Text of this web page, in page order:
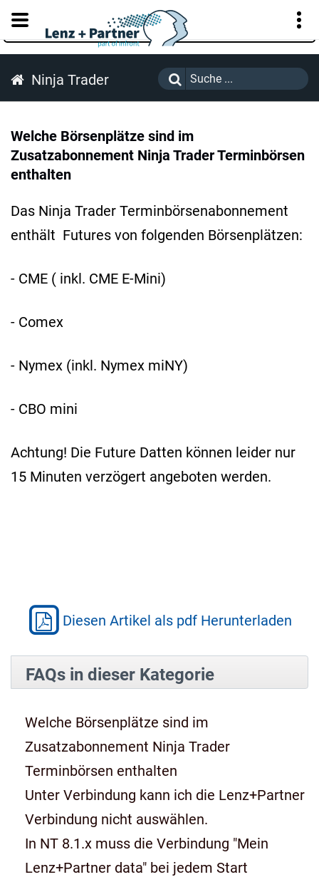
KUNDENPORTAL
Ninja Trader
Welche Börsenplätze sind im
Zusatzabonnement Ninja Trader Terminbörsen
enthalten
Das Ninja Trader Terminbörsenabonnement
enthält Futures von folgenden Börsenplätzen:
- CME ( inkl. CME E-Mini)
- Comex
- Nymex (inkl. Nymex miNY)
- CBO mini
Achtung! Die Future Datten können leider nur
15 Minuten verzögert angeboten werden.
Diesen Artikel als pdf Herunterladen
FAQs in dieser Kategorie
Welche Börsenplätze sind im
Zusatzabonnement Ninja Trader
Terminbörsen enthalten
Unter Verbindung kann ich die Lenz+Partner
Verbindung nicht auswählen.
In NT 8.1.x muss die Verbindung "Mein
Lenz+Partner data" bei jedem Start